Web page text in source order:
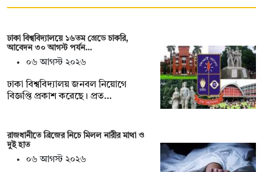
ঢাকা বিশ্ববিদ্যালয়ে ১৬তম গ্রেডে চাকরি,
আবেদন ৩০ আগস্ট পর্যন…
০৬ আগস্ট ২০২৬
ঢাকা বিশ্ববিদ্যালয় জনবল নিয়োগে
বিজ্ঞপ্তি প্রকাশ করেছে। প্রত…
রাজধানীতে ব্রিজের নিচে মিলল নারীর মাথা ও
দুই হাত
০৬ আগস্ট ২০২৬